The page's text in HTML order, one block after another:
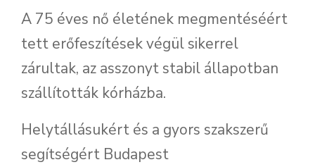
A 75 éves nő életének megmentéséért
tett erőfeszítések végül sikerrel
zárultak, az asszonyt stabil állapotban
szállították kórházba.
Helytállásukért és a gyors szakszerű
segítségért Budapest